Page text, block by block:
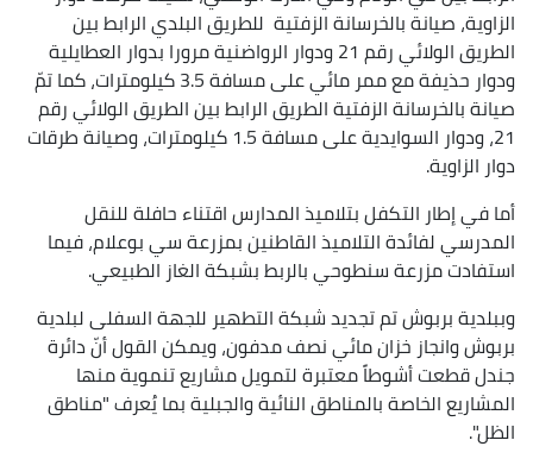
الزاوية، صيانة بالخرسانة الزفتية للطريق البلدي الرابط بين
الطريق الولائي رقم 21 ودوار الرواضنية مرورا بدوار العطايلية
ودوار حذيفة مع ممر مائي على مسافة 3.5 كيلومترات، كما تمّ
صيانة بالخرسانة الزفتية الطريق الرابط بين الطريق الولائي رقم
21، ودوار السوايدية على مسافة 1.5 كيلومترات، وصيانة طرقات
دوار الزاوية.
أما في إطار التكفل بتلاميذ المدارس اقتناء حافلة للنقل
المدرسي لفائدة التلاميذ القاطنين بمزرعة سي بوعلام، فيما
استفادت مزرعة سنطوحي بالربط بشبكة الغاز الطبيعي.
وببلدية بربوش تم تجديد شبكة التطهير للجهة السفلى لبلدية
بربوش وانجاز خزان مائي نصف مدفون، ويمكن القول أنّ دائرة
جندل قطعت أشوطاً معتبرة لتمويل مشاريع تنموية منها
المشاريع الخاصة بالمناطق النائية والجبلية بما يُعرف "مناطق
الظل".